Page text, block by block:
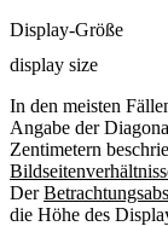
Display-Größe
display size
In den meisten
Angabe der
Zentimetern
Der
die Höhe des